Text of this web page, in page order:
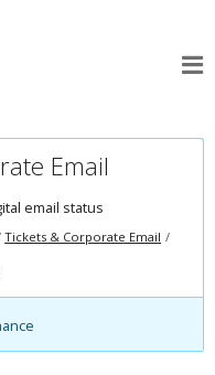
Email
email status
Tickets & Corporate Email